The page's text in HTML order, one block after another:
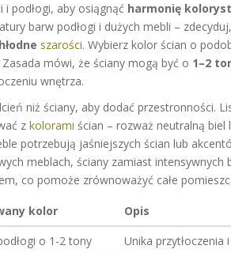
podłogi, aby osiągnąć harmonię
barw podłogi i dużych mebli –
szarości. Wybierz kolor ścian o
mówi, że ściany mogą być o 1–2
wnętrza.
niż ściany, aby dodać przestronności.
z kolorami ścian – rozważ neutralną biel
potrzebują jaśniejszych ścian lub
meblach, ściany zamiast intensywnych
co pomoże zrównoważyć całe
kolor
Opis
o 1-2 tony
Unika przytłoczenia